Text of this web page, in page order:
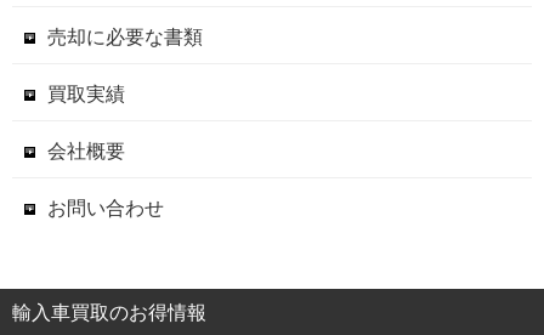
売却に必要な書類
買取実績
会社概要
お問い合わせ
輸入車買取のお得情報